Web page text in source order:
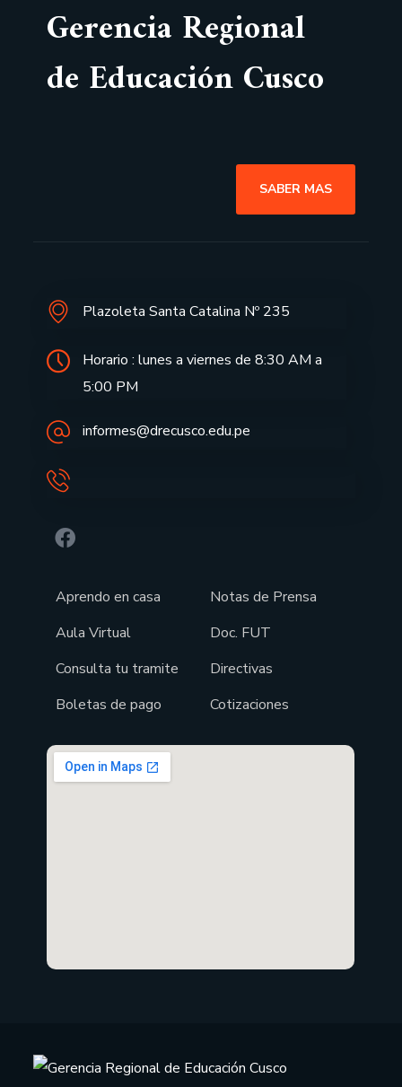
Gerencia Regional
de Educación Cusco
SABER MAS
Plazoleta Santa Catalina Nº 235
Horario : lunes a viernes de 8:30 AM a
5:00 PM
informes@drecusco.edu.pe
Aprendo en casa
Aula Virtual
Consulta tu tramite
Boletas de pago
Notas de Prensa
Doc. FUT
Directivas
Cotizaciones